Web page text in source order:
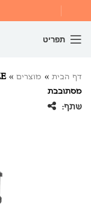
תפריט
דף הבית » מוצרים »
מסתובבת
שתף: